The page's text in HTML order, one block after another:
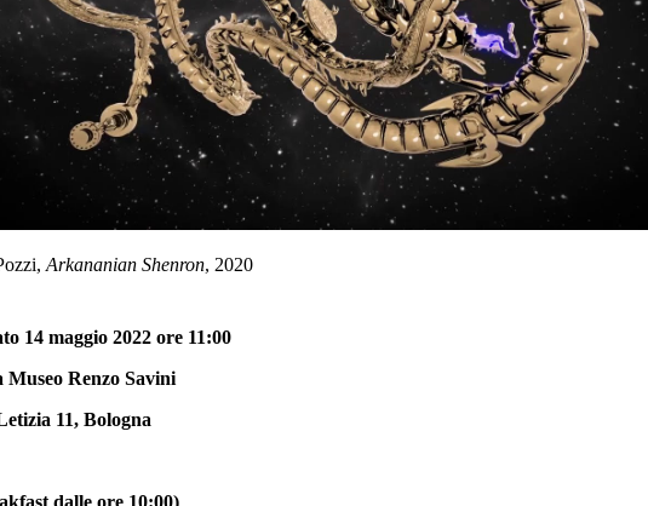
Arkananian Shenron, 2020
14 maggio 2022 ore 11:00
Museo Renzo Savini
11, Bologna
dalle ore 10:00)